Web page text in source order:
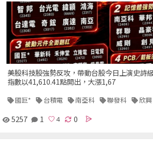
美股科技股強勢反攻，帶動台股今日上演史詩
指數以41,610.41點開出，大漲1,67
國巨* 台積電 南亞科 聯發科 欣興
5257 1 0